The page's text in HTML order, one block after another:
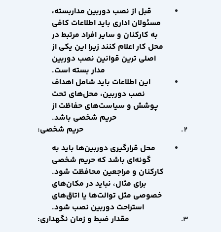
قبل از نصب دوربین مداربسته،
مسئولان اداری باید اطلاعات کافی
به کارکنان و سایر افراد مرتبط در
محل کار اعلام کنند زیرا این یکی از
اصلی ترین قوانین نصب دوربین
مدار بسته است.
این اطلاعات باید شامل اهداف
نصب دوربین، محل‌های تحت
پوشش و سیاست‌های حفاظت از
حریم شخصی باشد.
حریم شخصی:
محل قرارگیری دوربین‌ها باید به
گونه‌ای باشد که حریم شخصی
کارکنان و مراجعین محافظت شود.
برای مثال، نباید در مکان‌های
خصوصی مثل توالت‌ها یا اتاق‌های
استراحت دوربین نصب شود.
مقدار ضبط و زمان نگهداری: